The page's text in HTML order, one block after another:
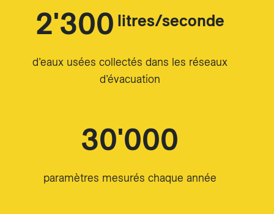
2'300litres/seconde
d’eaux usées collectés dans les réseaux
d’évacuation
30'000
paramètres mesurés chaque année